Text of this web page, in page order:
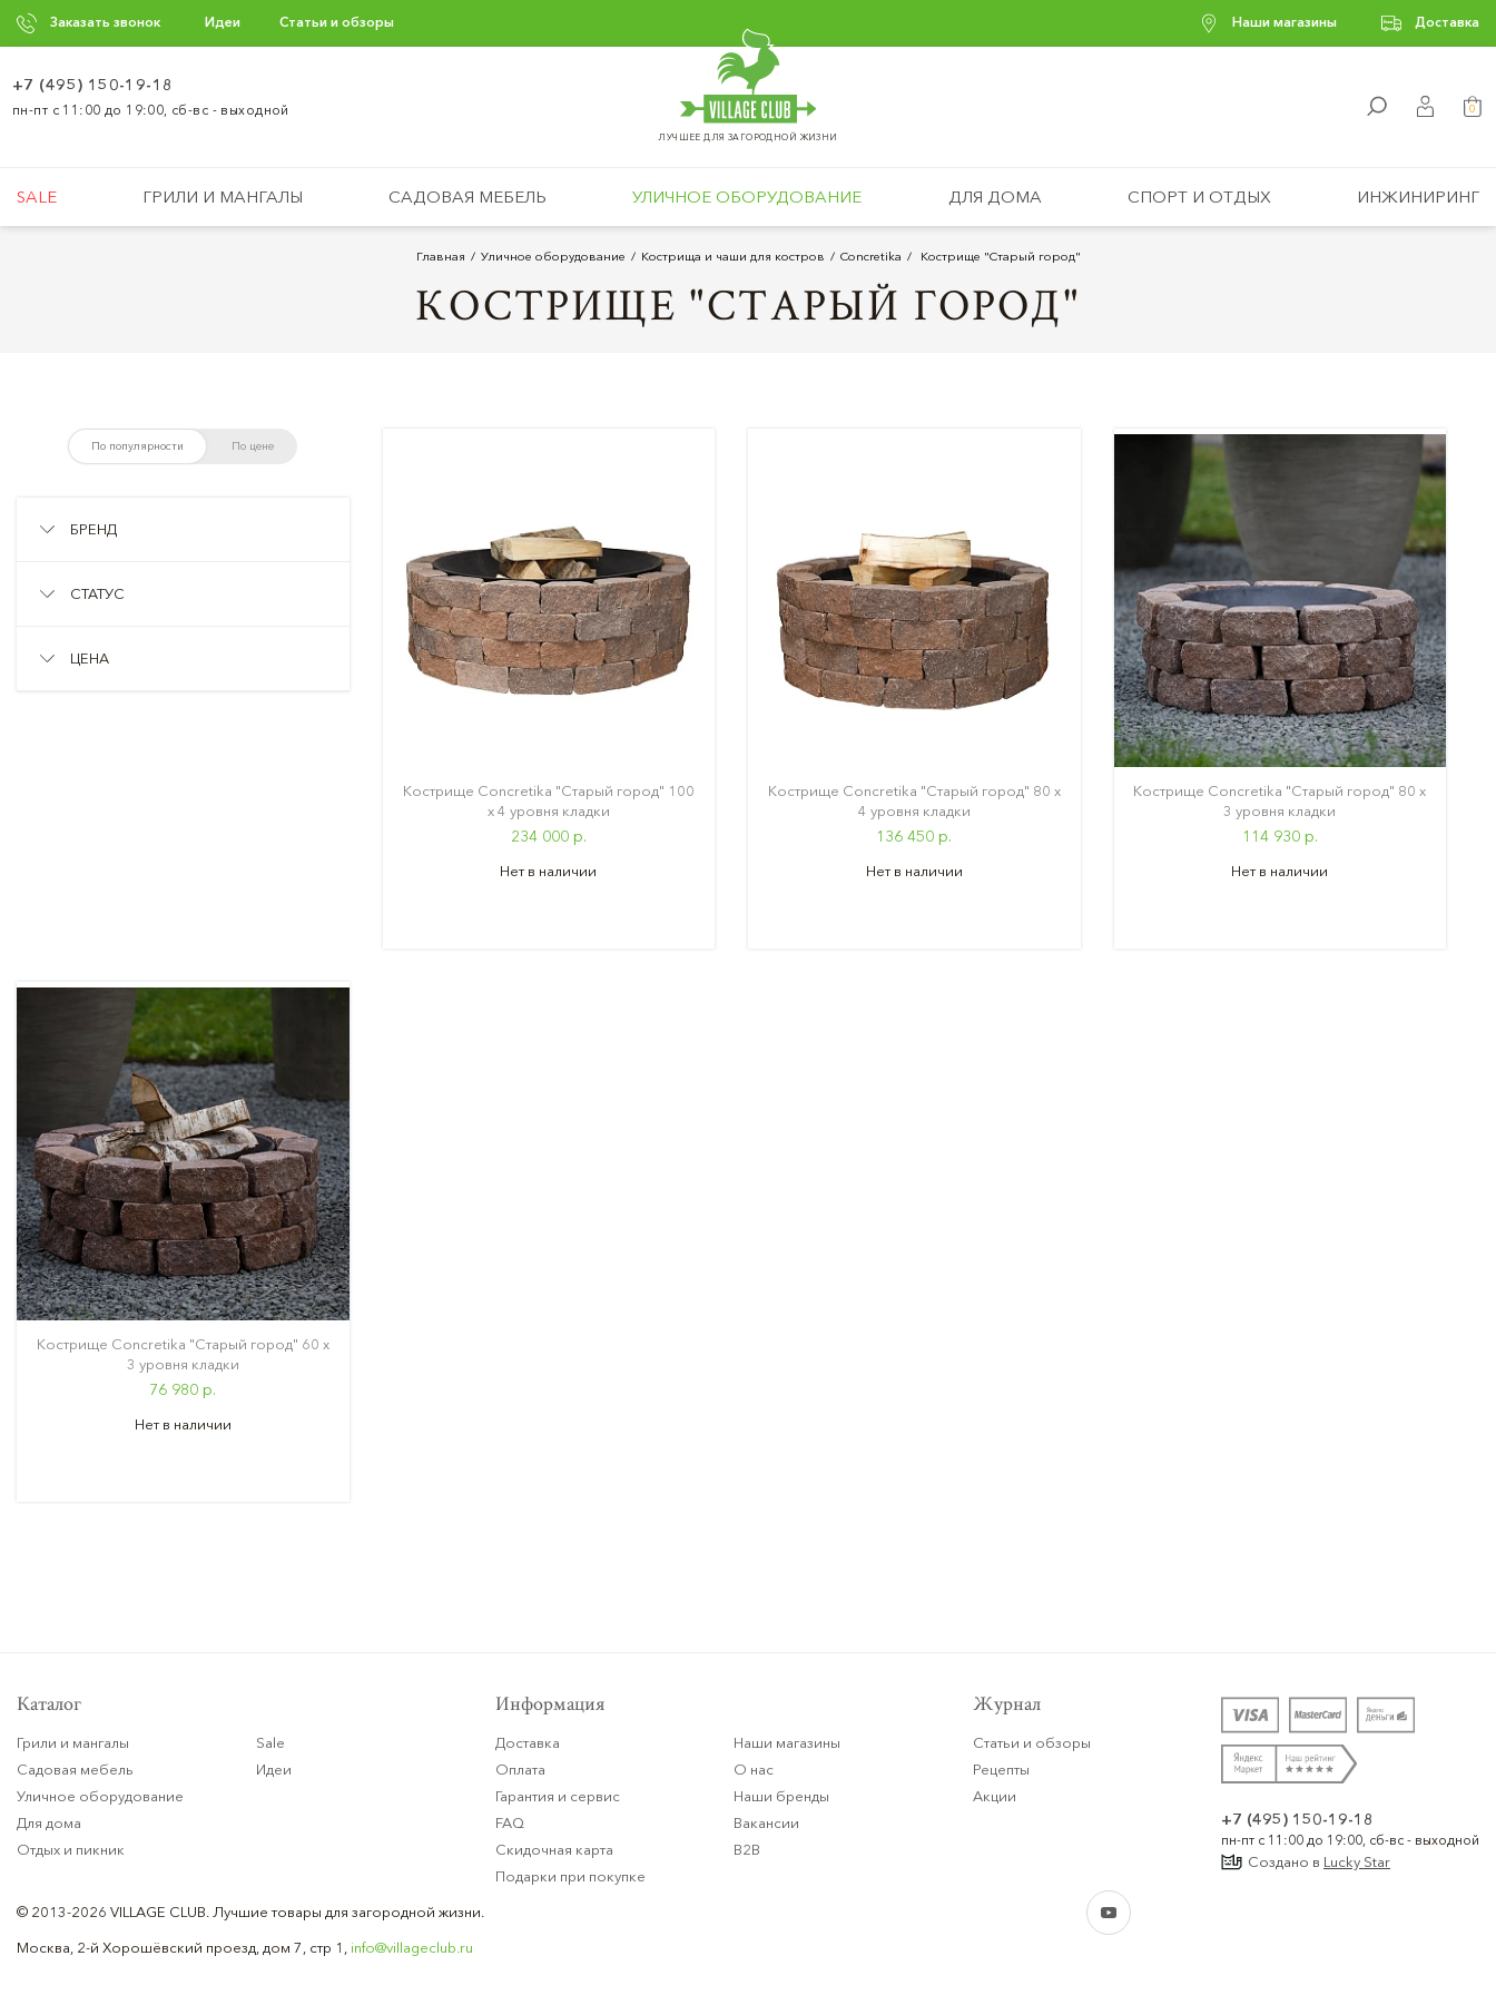
Заказать звонок Идеи Статьи и обзоры Наши магазины Доставка
ЛУЧШЕЕ ДЛЯ ЗАГОРОДНОЙ ЖИЗНИ
+7 (495) 150-19-18
пн-пт с 11:00 до 19:00, сб-вс - выходной 0
SALE ГРИЛИ И МАНГАЛЫ САДОВАЯ МЕБЕЛЬ УЛИЧНОЕ ОБОРУДОВАНИЕ ДЛЯ ДОМА СПОРТ И ОТДЫХ ИНЖИНИРИНГ
Главная Уличное оборудование Кострища и чаши для костров Concretika Кострище "Старый город"
КОСТРИЩЕ "СТАРЫЙ ГОРОД"
По популярности По цене
БРЕНД
СТАТУС
ЦЕНА
Кострище Concretika "Старый город" 100
х 4 уровня кладки
234 000 р.
Нет в наличии
Кострище Concretika "Старый город" 80 х
4 уровня кладки
136 450 р.
Нет в наличии
Кострище Concretika "Старый город" 80 х
3 уровня кладки
114 930 р.
Нет в наличии
Кострище Concretika "Старый город" 60 х
3 уровня кладки
76 980 р.
Нет в наличии
Каталог
Грили и мангалы
Садовая мебель
Уличное оборудование
Для дома
Отдых и пикник
Sale
Идеи
Информация
Доставка
Оплата
Гарантия и сервис
FAQ
Скидочная карта
Подарки при покупке
Наши магазины
О нас
Наши бренды
Вакансии
B2B
Журнал
Статьи и обзоры
Рецепты
Акции
© 2013-2026 VILLAGE CLUB. Лучшие товары для загородной жизни.
Москва, 2-й Хорошёвский проезд, дом 7, стр 1, info@villageclub.ru
+7 (495) 150-19-18
пн-пт с 11:00 до 19:00, сб-вс - выходной
Создано в Lucky Star